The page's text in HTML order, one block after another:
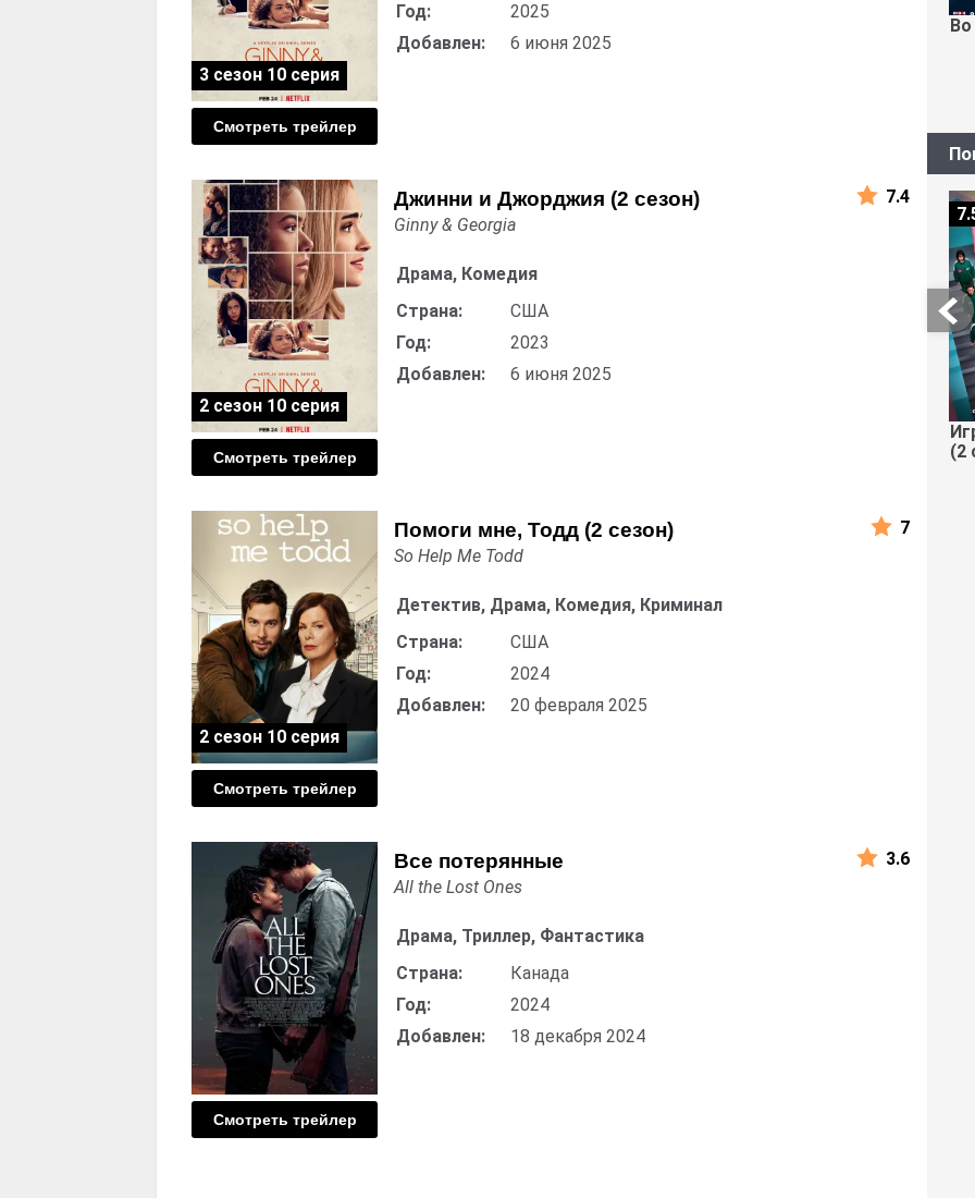
Смотреть трейлер
Год:
2025
Добавлен:
6 июня 2025
3 сезон 10 серия
Джинни и Джорджия (2 сезон)
Смотреть трейлер
Ginny & Georgia
Драма, Комедия
Страна:
США
Год:
2023
Добавлен:
6 июня 2025
2 сезон 10 серия
7.4
Помоги мне, Тодд (2 сезон)
Смотреть трейлер
So Help Me Todd
Детектив, Драма, Комедия, Криминал
Страна:
США
Год:
2024
Добавлен:
20 февраля 2025
2 сезон 10 серия
7
Все потерянные
Смотреть трейлер
All the Lost Ones
Драма, Триллер, Фантастика
Страна:
Канада
Год:
2024
Добавлен:
18 декабря 2024
3.6
Во
(2